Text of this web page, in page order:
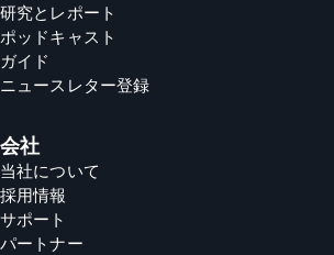
研究とレポート
ポッドキャスト
ガイド
ニュースレター登録
会社
当社について
採用情報
サポート
パートナー